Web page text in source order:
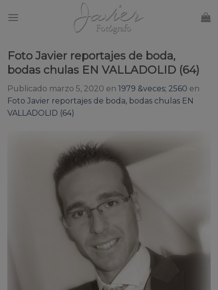
Foto Javier reportajes de boda,
bodas chulas EN VALLADOLID (64)
Publicado marzo 5, 2020 en 1979 &veces; 2560 en
Foto Javier reportajes de boda, bodas chulas EN
VALLADOLID (64)